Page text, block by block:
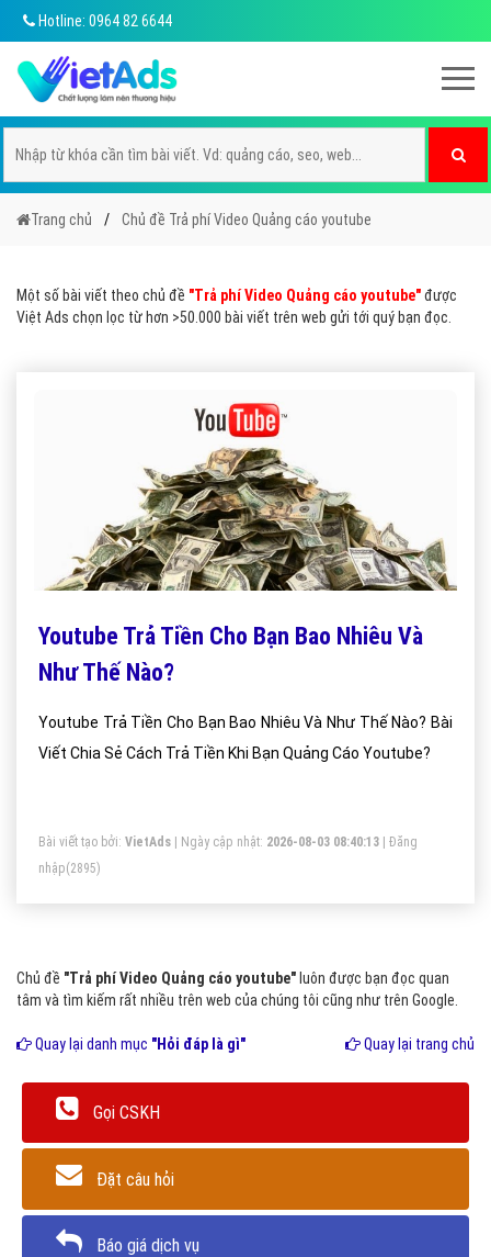
Hotline: 0964 82 6644
Trang chủ Chủ đề Trả phí Video Quảng cáo youtube
Một số bài viết theo chủ đề "Trả phí Video Quảng cáo youtube"được
Việt Ads chọn lọc từ hơn >50.000 bài viết trên web gửi tới quý bạn đọc.
Youtube Trả Tiền Cho Bạn Bao Nhiêu Và
Như Thế Nào?
Youtube Trả Tiền Cho Bạn Bao Nhiêu Và Như Thế Nào? Bài
Viết Chia Sẻ Cách Trả Tiền Khi Bạn Quảng Cáo Youtube?
Bài viết tạo bởi: VietAds | Ngày cập nhật: 2026-08-03 08:40:13
Đăng
nhập(2895)
Chủ đề "Trả phí Video Quảng cáo youtube" luôn được bạn đọc quan
tâm và tìm kiếm rất nhiều trên web của chúng tôi cũng như trên Google.
Quay lại danh mục "Hỏi đáp là gì" Quay lại trang chủ
Gọi CSKH
Đặt câu hỏi
Báo giá dịch vụ